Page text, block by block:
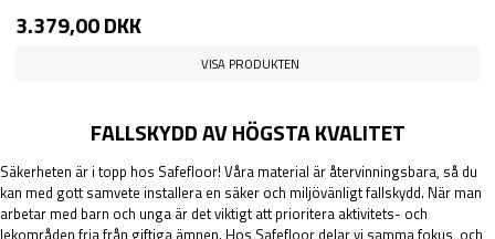
3.379,00 DKK
VISA PRODUKTEN
FALLSKYDD AV HÖGSTA KVALITET
Säkerheten är i topp hos Safefloor! Våra material är återvinningsbara, så du
kan med gott samvete installera en säker och miljövänligt fallskydd. När man
arbetar med barn och unga är det viktigt att prioritera aktivitets- och
lekområden fria från giftiga ämnen. Hos Safefloor delar vi samma fokus, och